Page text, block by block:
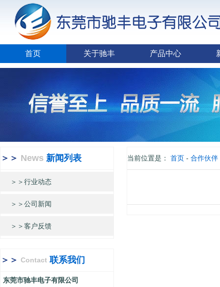
首页 关于驰丰 产品中心
＞＞ News 新闻列表
＞＞行业动态
＞＞公司新闻
＞＞客户反馈
＞＞ Contact 联系我们
东莞市驰丰电子有限公司
当前位置是： 首页 - 合作伙伴